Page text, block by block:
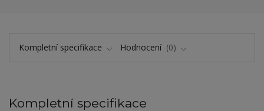
Kompletní specifikace Hodnocení 0
Kompletní specifikace